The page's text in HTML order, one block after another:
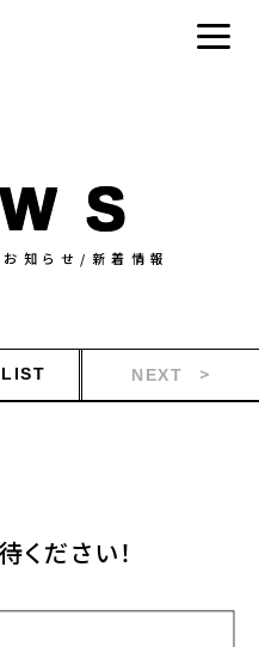
知らせ/新着情報
NEXT
ください！